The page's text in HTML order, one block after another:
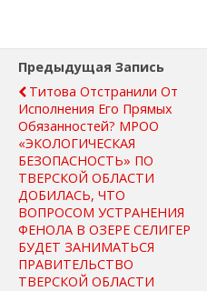
Предыдущая Запись
Титова Отстранили От
Исполнения Его Прямых
Обязанностей? МРОО
«ЭКОЛОГИЧЕСКАЯ
БЕЗОПАСНОСТЬ» ПО
ТВЕРСКОЙ ОБЛАСТИ
ДОБИЛАСЬ, ЧТО
ВОПРОСОМ УСТРАНЕНИЯ
ФЕНОЛА В ОЗЕРЕ СЕЛИГЕР
БУДЕТ ЗАНИМАТЬСЯ
ПРАВИТЕЛЬСТВО
ТВЕРСКОЙ ОБЛАСТИ